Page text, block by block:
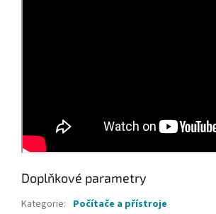
Doplňkové parametry
Kategorie: Počítače a přístroje